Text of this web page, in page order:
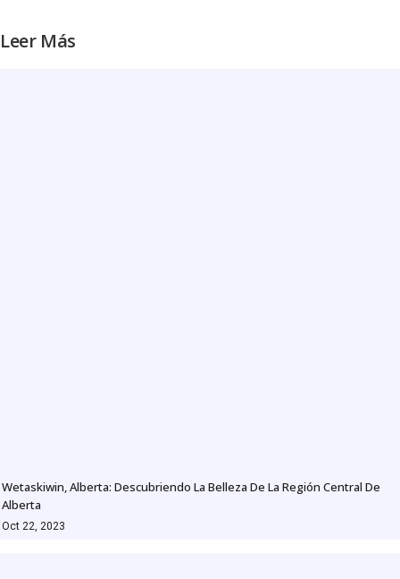
Leer Más
Wetaskiwin, Alberta: Descubriendo La Belleza De La Región Central De
Alberta
Oct 22, 2023